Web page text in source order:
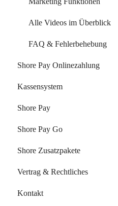
Alle Videos im Überblick
FAQ & Fehlerbehebung
Shore Pay Onlinezahlung
Einrichtung & Aktivierung
Zahlungsoptionen &
Kassensystem
Dein Start mit der Shore
Dein Account & Zugang
Produkte & Inventar
Kunden & Benutzer
Kassieren & Verkauf
Shore Pay
Erste Schritte
FAQs - Fragen &
Shore Pay Go
Shore Zusatzpakete
Onlineshop
Website-Baukasten
Vertrag & Rechtliches
Vertrag & Rechnungen
Kontakt